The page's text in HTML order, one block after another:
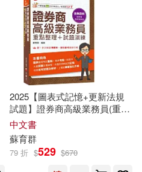
業技術人員
司編輯團隊
2025【圖表式記憶+更新法規
試題】證券商高級業務員(重點
整理+試題演練)(證券商高級業
務員)
中文書
蘇育群
79 折 $529 $670